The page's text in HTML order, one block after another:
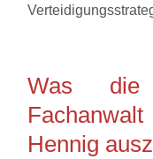
Was die
Hennig